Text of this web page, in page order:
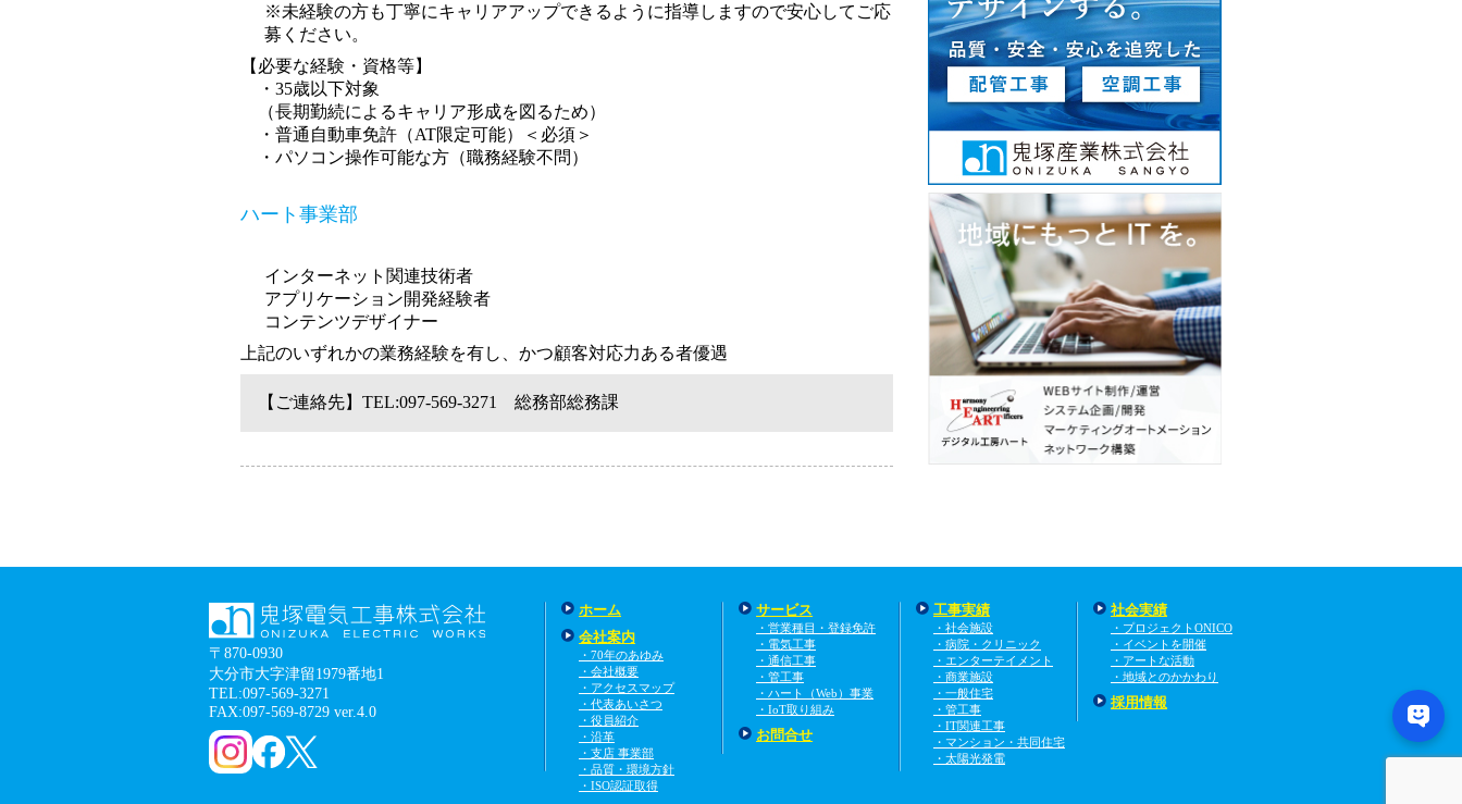
※未経験の方も丁寧にキャリアアップできるように指導しますので安心してご応
募ください。
【必要な経験・資格等】
・35歳以下対象
（長期勤続によるキャリア形成を図るため）
・普通自動車免許（AT限定可能）＜必須＞
・パソコン操作可能な方（職務経験不問）
ハート事業部
インターネット関連技術者
アプリケーション開発経験者
コンテンツデザイナー
上記のいずれかの業務経験を有し、かつ顧客対応力ある者優遇
【ご連絡先】TEL:097-569-3271 総務部総務課
〒870-0930
大分市大字津留1979番地1
TEL:097-569-3271
FAX:097-569-8729 ver.4.0
ホーム
会社案内
・70年のあゆみ
・会社概要
・アクセスマップ
・代表あいさつ
・役員紹介
・沿革
・支店 事業部
・品質・環境方針
・ISO認証取得
サービス
・営業種目・登録免許
・電気工事
・通信工事
・管工事
・ハート（Web）事業
・IoT取り組み
お問合せ
工事実績
・社会施設
・病院・クリニック
・エンターテイメント
・商業施設
・一般住宅
・管工事
・IT関連工事
・マンション・共同住宅
・太陽光発電
社会実績
・プロジェクトONICO
・イベントを開催
・アートな活動
・地域とのかかわり
採用情報